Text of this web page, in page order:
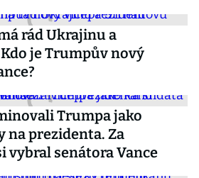
rád Ukrajinu a
je Trumpův nový
Trumpa jako
na prezidenta. Za
vybral senátora Vance